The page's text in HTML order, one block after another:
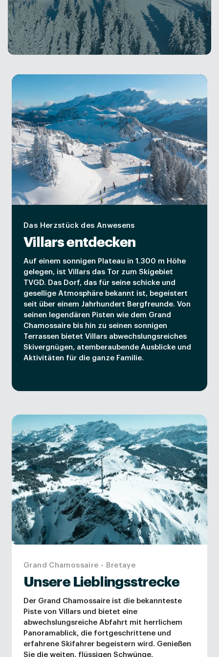
Das Herzstück des Anwesens
Villars entdecken
Auf einem sonnigen Plateau in 1.300 m Höhe
gelegen, ist Villars das Tor zum Skigebiet
TVGD. Das Dorf, das für seine schicke und
gesellige Atmosphäre bekannt ist, begeistert
seit über einem Jahrhundert Bergfreunde. Von
seinen legendären Pisten wie dem Grand
Chamossaire bis hin zu seinen sonnigen
Terrassen bietet Villars abwechslungsreiches
Skivergnügen, atemberaubende Ausblicke und
Aktivitäten für die ganze Familie.
Grand Chamossaire - Bretaye
Unsere Lieblingsstrecke
Der Grand Chamossaire ist die bekannteste
Piste von Villars und bietet eine
abwechslungsreiche Abfahrt mit herrlichem
Panoramablick, die fortgeschrittene und
erfahrene Skifahrer begeistern wird. Genießen
Sie die weiten, flüssigen Schwünge,